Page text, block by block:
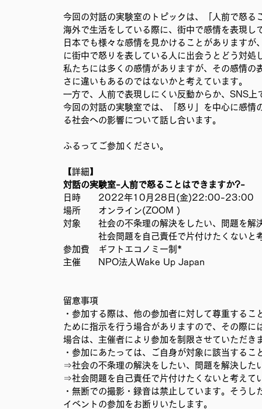
国際会議 現地調査訪問 総会
移民難民と共に生きる社会を育むプロジェクト 事務
今回の対話の実験室のトピックは、「人前で怒
海外で生活をしている際に、街中で感情を表現し
日本でも様々な感情を見かけることがあります
に街中で怒りを表している人に出会うとどう対
私たちには多くの感情がありますが、その感情
さに違いもあるのではないかと考えています。
一方で、人前で表現しにくい反動からか、SNS
今回の対話の実験室では、「怒り」を中心に感
る社会への影響について話し合います。
ふるってご参加ください。
【詳細】
対話の実験室-人前で怒ることはできますか?-
日時　　2022年10月28日(金)22:00-23:00
場所　　オンライン(ZOOM )
対象　　社会の不条理の解決をしたい、問題を解
社会問題を自己責任で片付けたくないと
参加費　ギフトエコノミー制*
主催　　NPO法人Wake Up Japan
留意事項
・参加する際は、他の参加者に対して尊重する
ために指示を行う場合がありますので、その際
場合は、主催者により参加を制限させていただき
・参加にあたっては、ご自身が対象に該当するこ
⇒社会の不条理の解決をしたい、問題を解決した
⇒社会問題を自己責任で片付けたくないと考えて
・無断での撮影・録音は禁止しています。そう
イベントの参加をお断りいたします。